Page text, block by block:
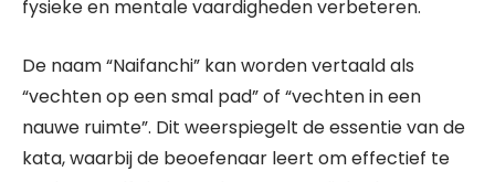
fysieke en mentale vaardigheden verbeteren.
De naam “Naifanchi” kan worden vertaald als
“vechten op een smal pad” of “vechten in een
nauwe ruimte”. Dit weerspiegelt de essentie van de
kata, waarbij de beoefenaar leert om effectief te